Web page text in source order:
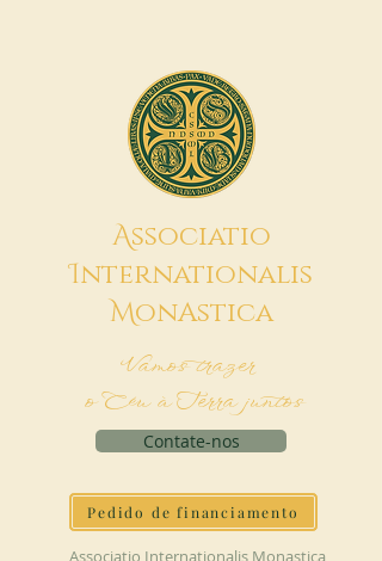
Associatio
Internationalis
MonAstica
Vamos trazer
o Céu à Terra juntos
Contate-nos
Pedido de financiamento
Associatio Internationalis Monastica